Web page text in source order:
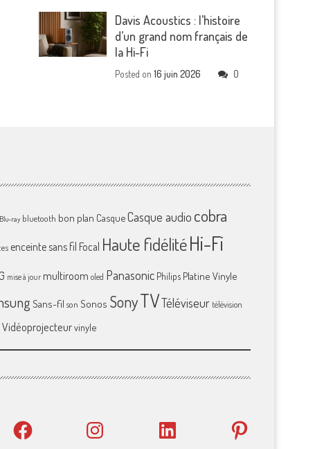
Davis Acoustics : l’histoire
d’un grand nom français de
la Hi-Fi
Posted on16 juin 2026 0
Blu-ray bluetooth bon plan CasqueCasque audio cobra
enceinte sans fil Focal Haute fidélitéHi-Fi
mise à jour multiroom oled Panasonic Philips Platine Vinyle
Sans-fil son Sonos SonyTVTéléviseur télévision
Vidéoprojecteurvinyle
Facebook Instagram LinkedIn Pinterest